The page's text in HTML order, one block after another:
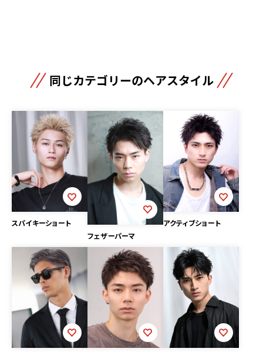
同じカテゴリーのヘアスタイル
スパイキーショート
フェザーパーマ
アクティブショート